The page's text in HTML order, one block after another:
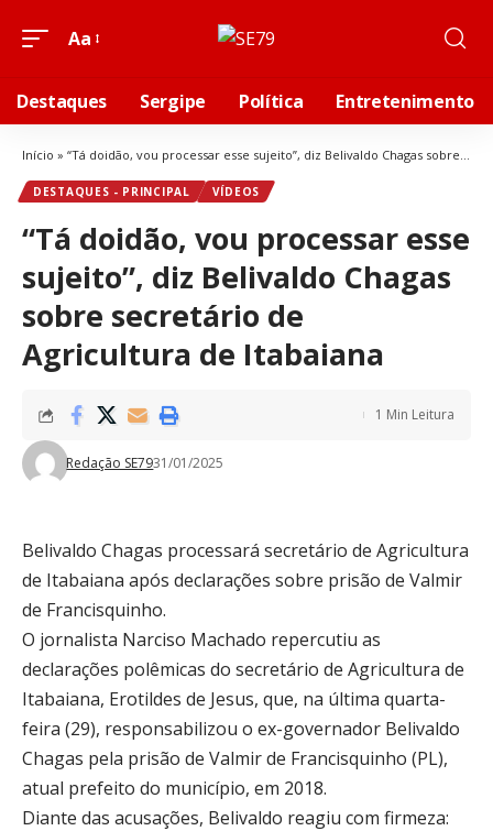
Aa
Destaques Sergipe Política Entretenimento
Início » “Tá doidão, vou processar esse sujeito”, diz Belivaldo Chagas sobre secretário de Agricultura de Itabaiana
DESTAQUES - PRINCIPAL VÍDEOS
“Tá doidão, vou processar esse
sujeito”, diz Belivaldo Chagas
sobre secretário de
Agricultura de Itabaiana
Redação SE7931/01/2025
1 Min Leitura
Belivaldo Chagas processará secretário de Agricultura
de Itabaiana após declarações sobre prisão de Valmir
de Francisquinho.
O jornalista Narciso Machado repercutiu as
declarações polêmicas do secretário de Agricultura de
Itabaiana, Erotildes de Jesus, que, na última quarta-
feira (29), responsabilizou o ex-governador Belivaldo
Chagas pela prisão de Valmir de Francisquinho (PL),
atual prefeito do município, em 2018.
Diante das acusações, Belivaldo reagiu com firmeza: